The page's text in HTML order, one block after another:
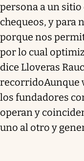
persona a un sitio
chequeos, y para
porque nos
por lo cual
dice Lloveras
recorridoAunque
los fundadores
operan y
uno al otro y